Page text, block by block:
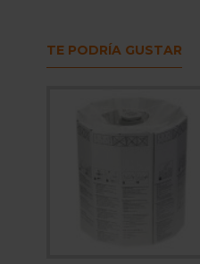
TE PODRÍA GUSTAR